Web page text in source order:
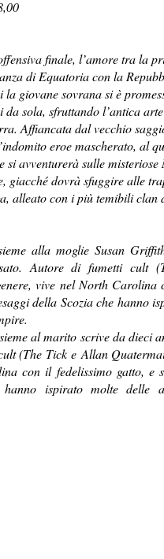
finale, l’amore tra la
di Equatoria con la
giovane sovrana si è
sola, sfruttando l’antica
Affiancata dal vecchio
eroe mascherato, al
avventurerà sulle misteriose
giacché dovrà sfuggire alle
alleato con i più temibili clan
alla moglie Susan
Autore di fumetti cult
vive nel North Carolina
della Scozia che hanno
al marito scrive da dieci
(The Tick e Allan
con il fedelissimo gatto, e
ispirato molte delle